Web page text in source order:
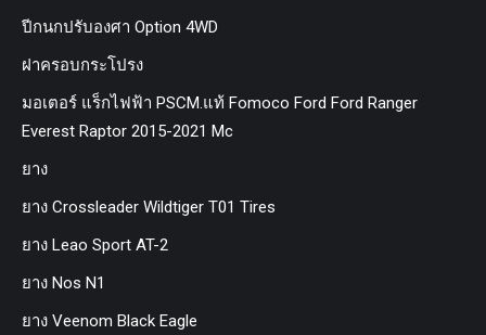
ปีกนกปรับองศา Option 4WD
ฝาครอบกระโปรง
มอเตอร์ แร็กไฟฟ้า PSCM.แท้ Fomoco Ford Ford Ranger
Everest Raptor 2015-2021 Mc
ยาง
ยาง Crossleader Wildtiger T01 Tires
ยาง Leao Sport AT-2
ยาง Nos N1
ยาง Veenom Black Eagle